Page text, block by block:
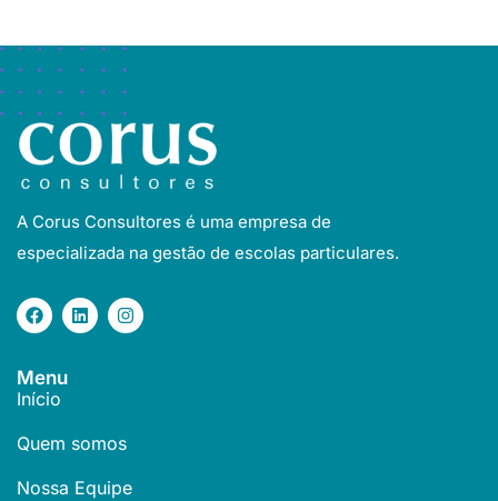
A Corus Consultores é uma empresa de
especializada na gestão de escolas particulares.
Menu
Início
Quem somos
Nossa Equipe